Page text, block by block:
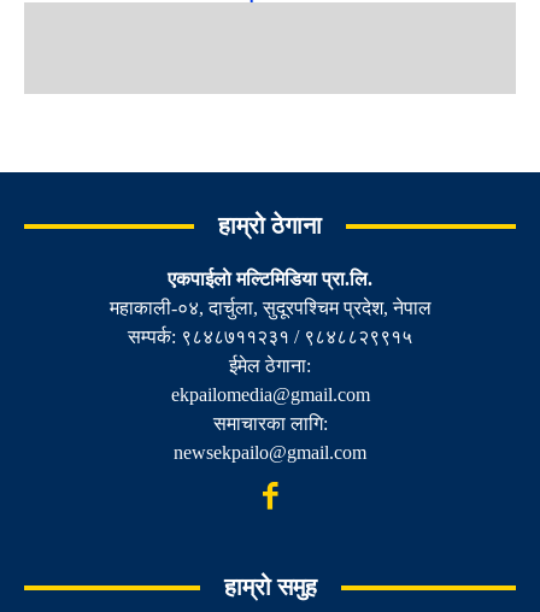
हाम्रो ठेगाना
एकपाईलाे मल्टिमिडिया प्रा.लि.
महाकाली-०४, दार्चुला, सुदूरपश्चिम प्रदेश, नेपाल
सम्पर्क: ९८४८७११२३१ / ९८४८८२९९१५
ईमेल ठेगाना:
ekpailomedia@gmail.com
समाचारका लागि:
newsekpailo@gmail.com
हाम्रो समुह